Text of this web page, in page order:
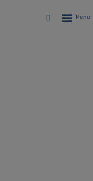
Vyhledávání